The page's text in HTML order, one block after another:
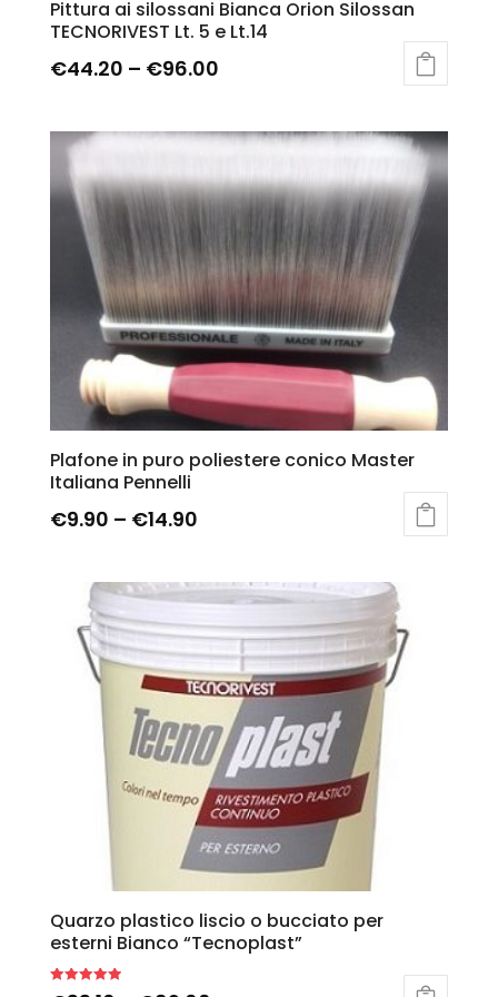
Pittura ai silossani Bianca Orion Silossan
TECNORIVEST Lt. 5 e Lt.14
€44.20 – €96.00
Plafone in puro poliestere conico Master
Italiana Pennelli
€9.90 – €14.90
Quarzo plastico liscio o bucciato per
esterni Bianco “Tecnoplast”
Rated